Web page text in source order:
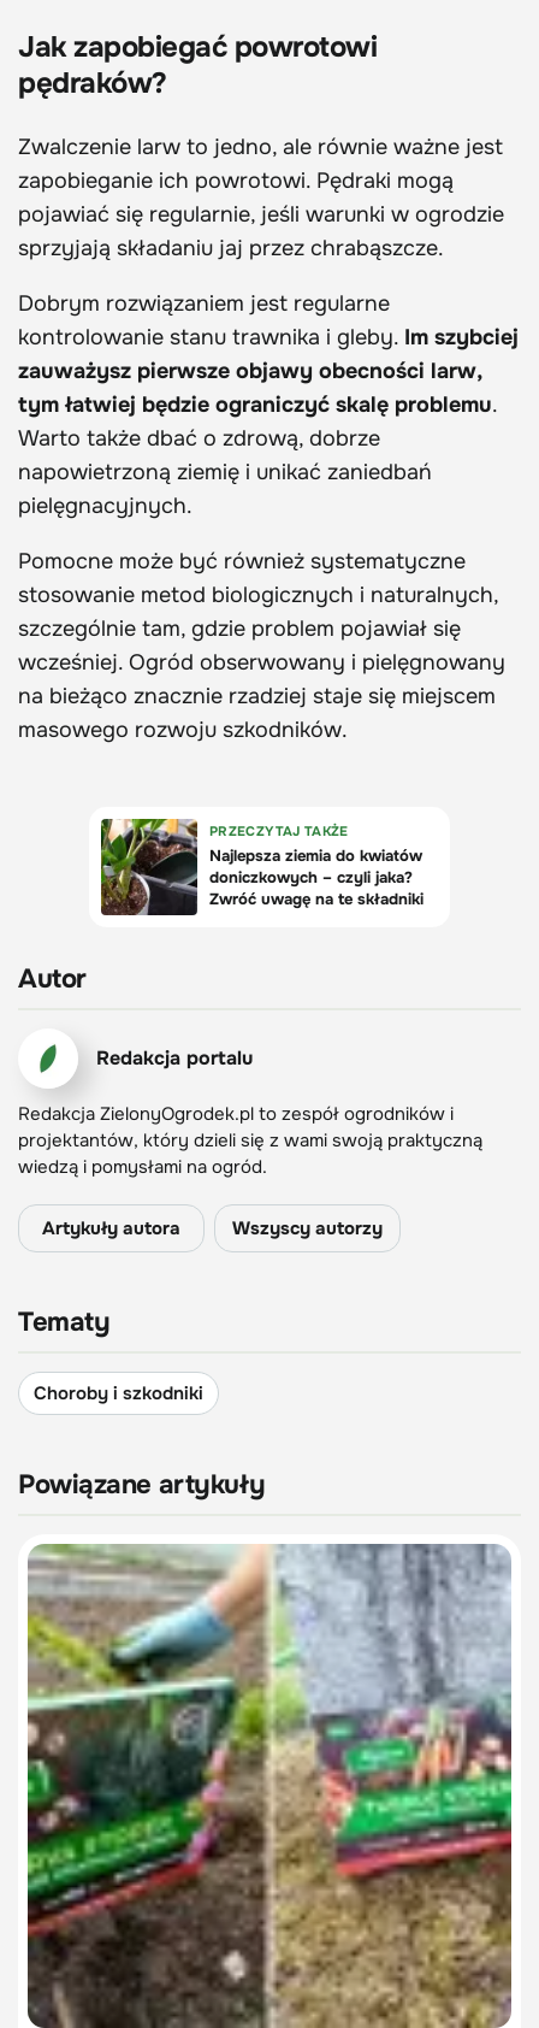
Jak zapobiegać powrotowi
pędraków?
Zwalczenie larw to jedno, ale równie ważne jest
zapobieganie ich powrotowi. Pędraki mogą
pojawiać się regularnie, jeśli warunki w ogrodzie
sprzyjają składaniu jaj przez chrabąszcze.
Dobrym rozwiązaniem jest regularne
kontrolowanie stanu trawnika i gleby. Im szybciej
zauważysz pierwsze objawy obecności larw,
tym łatwiej będzie ograniczyć skalę problemu.
Warto także dbać o zdrową, dobrze
napowietrzoną ziemię i unikać zaniedbań
pielęgnacyjnych.
Pomocne może być również systematyczne
stosowanie metod biologicznych i naturalnych,
szczególnie tam, gdzie problem pojawiał się
wcześniej. Ogród obserwowany i pielęgnowany
na bieżąco znacznie rzadziej staje się miejscem
masowego rozwoju szkodników.
Autor
Redakcja portalu
Redakcja ZielonyOgrodek.pl to zespół ogrodników i
projektantów, który dzieli się z wami swoją praktyczną
wiedzą i pomysłami na ogród.
Artykuły autora Wszyscy autorzy
Tematy
Choroby i szkodniki
Powiązane artykuły